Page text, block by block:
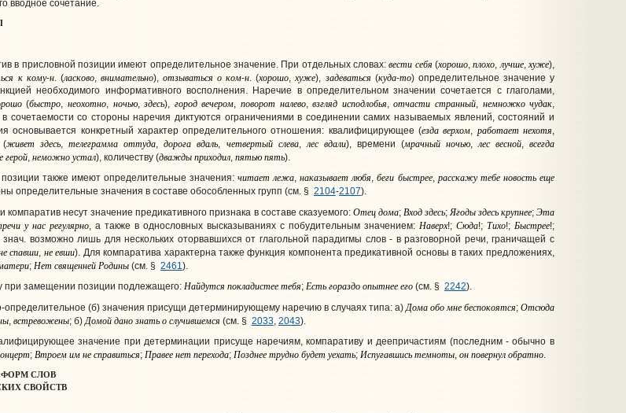
вводное сочетание.
в присловной позицииимеют определительное значение. При отдельных словах:вести себя (хорошо,плохо лучше, хуже),
к кому-н. (ласково, внимательно), отзываться о ком-н . (хорошо ,хуже), задеваться (куда-то) определительное значение у
необходимого информативного восполнения. Наречие в определительном значении сочетается с глаголами,
(быстро неохотно, ночью,здесь), город вечером поворот налево,взгляд исподлобья ,отчасти странный, немножко чудак
сочетаемости со стороны наречия диктуются ограничениями в соединении самих называемых явлений, состояний и
основывается конкретный характер определительного отношения: квалифицирующее (езда верхом работает нехотя
(живет здесь ,телеграмма оттуда ,дорога вдаль четвертый слева, лес вдали), времени (мрачный ночью, лес весной ,всегда
герой, неможноустал), количеству (дваждыприходил, пятьюпять).
также имеют определительные значения:читает лежа,наказывает любя,беги быстрее, расскажу тебе новость еще
определительные значения в составе обособленных групп (см. § 2104-2107).
компаратив несут значение предикативного признака в составе сказуемого: Отец дома; Вход здесь;Ягодыздеськрупнее; Эта
у нас регулярно, а также в однословных высказываниях с побудительным значением: Наверх!; Сюда!; Тихо!; Быстрее!;
возможно лишь для нескольких оторвавшихся от глагольной парадигмы слов - в разговорной речи, граничащей с
спавши, не евши). Для компаратива характерна также функция компонента предикативной основы в таких предложениях,
; Нет священней Родины(см. § 2461).
при замещении позиции подлежащего: Найдутся покладистеетебя; Естьгораздоопытнееего(см. § 2242).
определительное (б) значения присущи детерминирующему наречию в случаях типа: а)Домаобо мнебеспокоятся; Отсюда
, встревожены; б)Домойданознатьослучившемся (см. § 2033, 2043).
значение при детерминации присуще наречиям, компаративу и деепричастиям (последним - обычно в
; Втроемимнесправиться; Правеенет перехода; Позднеетруднобудет уехать; Испугавшисьтемноты, онповернулобратно.
СЛОВ
СВОЙСТВ